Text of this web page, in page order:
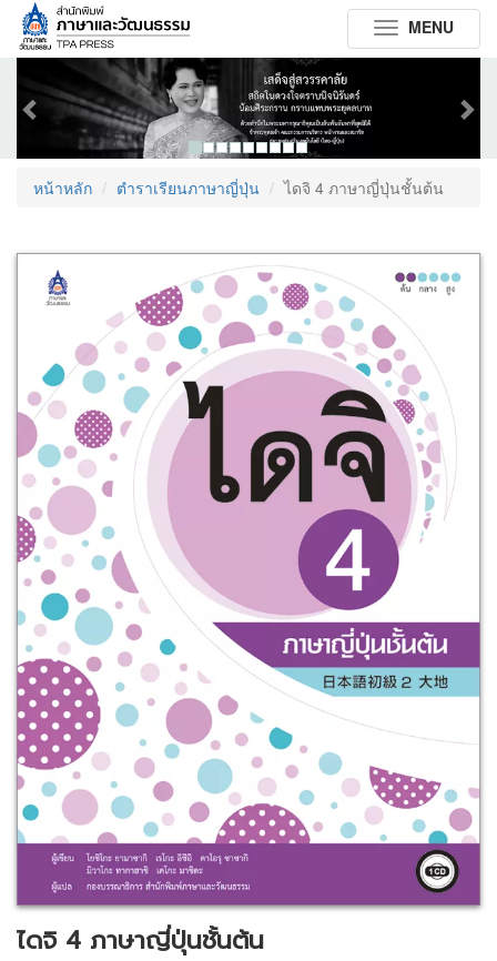
Toggle
navigation
MENU
Previous
หน้าหลัก ตำราเรียนภาษาญี่ปุ่น ไดจิ 4 ภาษาญี่ปุ่นชั้นต้น
ไดจิ 4 ภาษาญี่ปุ่นชั้นต้น